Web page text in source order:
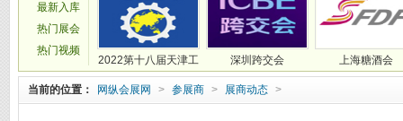
最新入库
热门展会
热门视频
2022第十八届天津工
博会
深圳跨交会 上海糖酒会
当前的位置： 网纵会展网 > 参展商 > 展商动态 >